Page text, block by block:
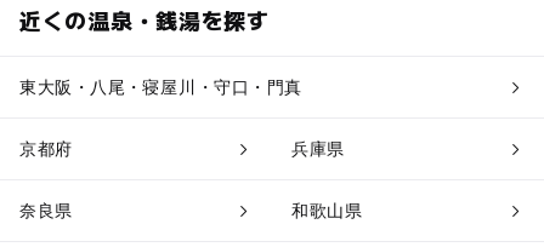
近くの温泉・銭湯を探す
東大阪・八尾・寝屋川・守口・門真
京都府 兵庫県
奈良県 和歌山県